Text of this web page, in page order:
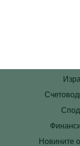
Новините